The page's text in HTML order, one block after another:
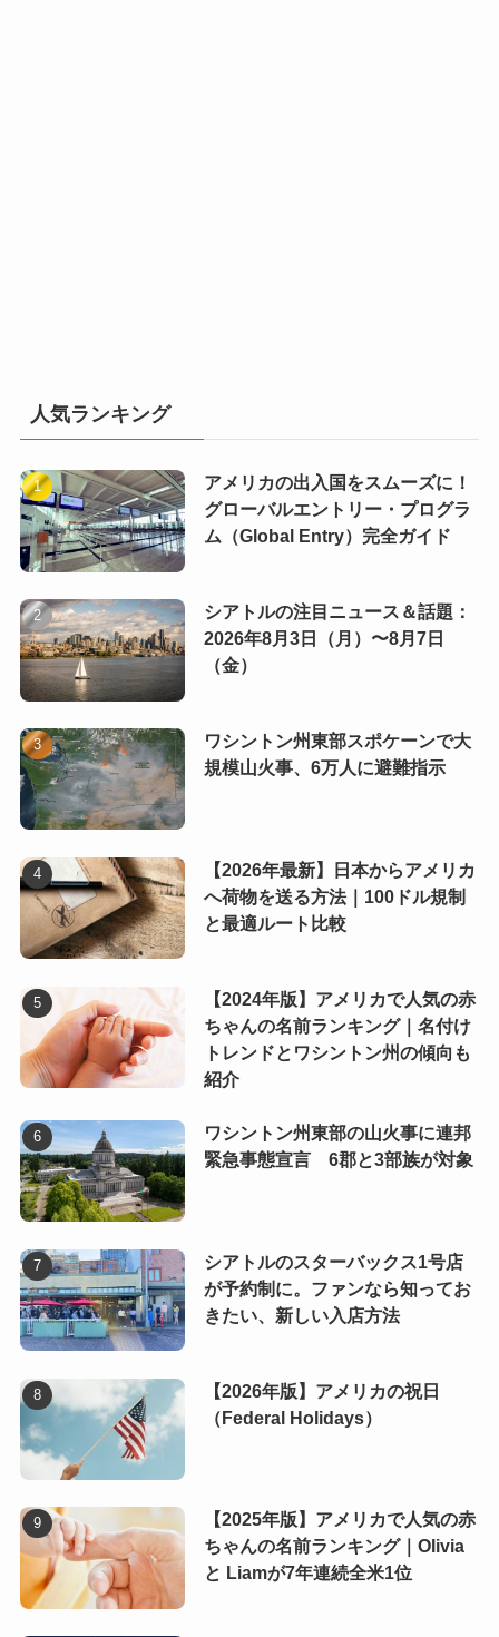
人気ランキング
アメリカの出入国をスムーズに！
グローバルエントリー・プログラ
ム（Global Entry）完全ガイド
シアトルの注目ニュース＆話題：
2026年8月3日（月）〜8月7日
（金）
ワシントン州東部スポケーンで大
規模山火事、6万人に避難指示
【2026年最新】日本からアメリカ
へ荷物を送る方法｜100ドル規制
と最適ルート比較
【2024年版】アメリカで人気の赤
ちゃんの名前ランキング｜名付け
トレンドとワシントン州の傾向も
紹介
ワシントン州東部の山火事に連邦
緊急事態宣言 6郡と3部族が対象
シアトルのスターバックス1号店
が予約制に。ファンなら知ってお
きたい、新しい入店方法
【2026年版】アメリカの祝日
（Federal Holidays）
【2025年版】アメリカで人気の赤
ちゃんの名前ランキング｜Olivia
と Liamが7年連続全米1位